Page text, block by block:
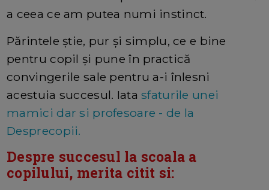
a ceea ce am putea numi instinct.
Părintele știe, pur și simplu, ce e bine
pentru copil și pune în practică
convingerile sale pentru a-i înlesni
acestuia succesul. Iatasfaturile unei
mamici dar si profesoare - de la
Desprecopii.
Despre succesul la scoala a
copilului, merita citit si: